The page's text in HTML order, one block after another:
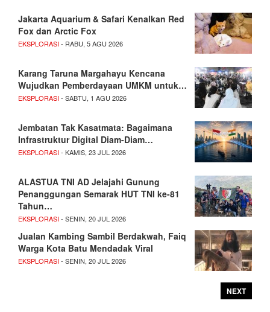
Jakarta Aquarium & Safari Kenalkan Red
Fox dan Arctic Fox
EKSPLORASI- RABU, 5 AGU 2026
Karang Taruna Margahayu Kencana
Wujudkan Pemberdayaan UMKM untuk…
EKSPLORASI- SABTU, 1 AGU 2026
Jembatan Tak Kasatmata: Bagaimana
Infrastruktur Digital Diam-Diam…
EKSPLORASI- KAMIS, 23 JUL 2026
ALASTUA TNI AD Jelajahi Gunung
Penanggungan Semarak HUT TNI ke-81
Tahun…
EKSPLORASI- SENIN, 20 JUL 2026
Jualan Kambing Sambil Berdakwah, Faiq
Warga Kota Batu Mendadak Viral
EKSPLORASI- SENIN, 20 JUL 2026
NEXT